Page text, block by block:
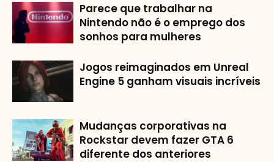
Parece que trabalhar na
Nintendo não é o emprego dos
sonhos para mulheres
Jogos reimaginados em Unreal
Engine 5 ganham visuais incríveis
Mudanças corporativas na
Rockstar devem fazer GTA 6
diferente dos anteriores